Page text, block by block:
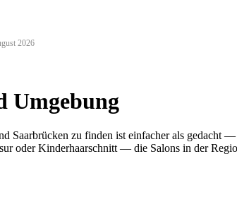
2026
Umgebung
Saarbrücken zu finden ist einfacher als gedacht
oder Kinderhaarschnitt — die Salons in der